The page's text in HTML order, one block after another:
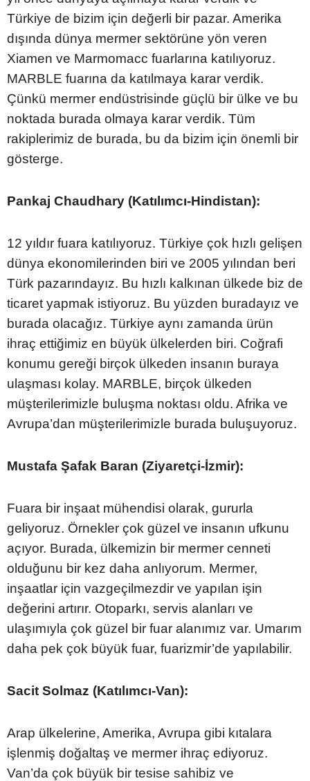
Türkiye de bizim için değerli bir pazar. Amerika
dışında dünya mermer sektörüne yön veren
Xiamen ve Marmomacc fuarlarına katılıyoruz.
MARBLE fuarına da katılmaya karar verdik.
Çünkü mermer endüstrisinde güçlü bir ülke ve bu
noktada burada olmaya karar verdik. Tüm
rakiplerimiz de burada, bu da bizim için önemli bir
gösterge.
Pankaj Chaudhary (Katılımcı-Hindistan):
12 yıldır fuara katılıyoruz. Türkiye çok hızlı gelişen
dünya ekonomilerinden biri ve 2005 yılından beri
Türk pazarındayız. Bu hızlı kalkınan ülkede biz de
ticaret yapmak istiyoruz. Bu yüzden buradayız ve
burada olacağız. Türkiye aynı zamanda ürün
ihraç ettiğimiz en büyük ülkelerden biri. Coğrafi
konumu gereği birçok ülkeden insanın buraya
ulaşması kolay. MARBLE, birçok ülkeden
müşterilerimizle buluşma noktası oldu. Afrika ve
Avrupa’dan müşterilerimizle burada buluşuyoruz.
Mustafa Şafak Baran (Ziyaretçi-İzmir):
Fuara bir inşaat mühendisi olarak, gururla
geliyoruz. Örnekler çok güzel ve insanın ufkunu
açıyor. Burada, ülkemizin bir mermer cenneti
olduğunu bir kez daha anlıyorum. Mermer,
inşaatlar için vazgeçilmezdir ve yapılan işin
değerini artırır. Otoparkı, servis alanları ve
ulaşımıyla çok güzel bir fuar alanımız var. Umarım
daha pek çok büyük fuar, fuarizmir’de yapılabilir.
Sacit Solmaz (Katılımcı-Van):
Arap ülkelerine, Amerika, Avrupa gibi kıtalara
işlenmiş doğaltaş ve mermer ihraç ediyoruz.
Van’da çok büyük bir tesise sahibiz ve